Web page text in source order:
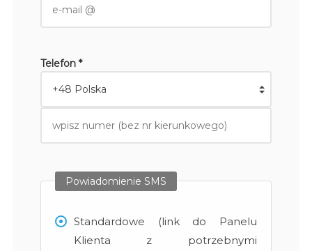
Telefon *
Powiadomienie SMS
Standardowe (link do Panelu
Klienta z potrzebnymi